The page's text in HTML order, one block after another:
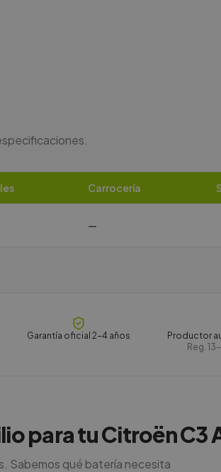
Carrocería
—
Garantía oficial 2-4 años
Productor
Reg.
para tu Citroën C3
Sabemos qué batería necesita